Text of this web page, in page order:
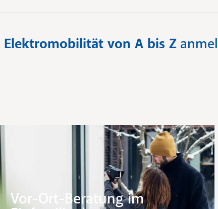
Elektromobilität von A bis Z
Vor-Ort-Beratung im